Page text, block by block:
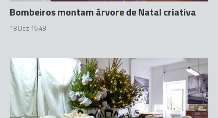
Bombeiros montam árvore de Natal criativa
18 Dez 16:48